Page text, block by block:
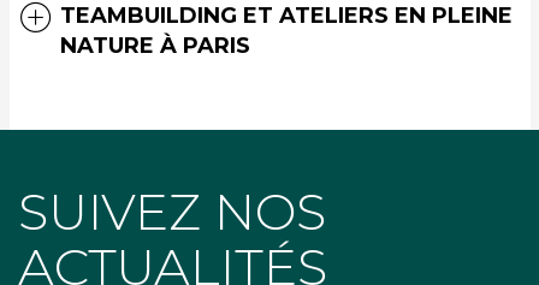
TEAMBUILDING ET ATELIERS EN PLEINE
NATURE À PARIS
SUIVEZ NOS
ACTUALITÉS